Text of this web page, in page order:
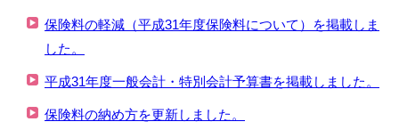
保険料の軽減（平成31年度保険料について）を掲載しま
した。
平成31年度一般会計・特別会計予算書を掲載しました。
保険料の納め方を更新しました。